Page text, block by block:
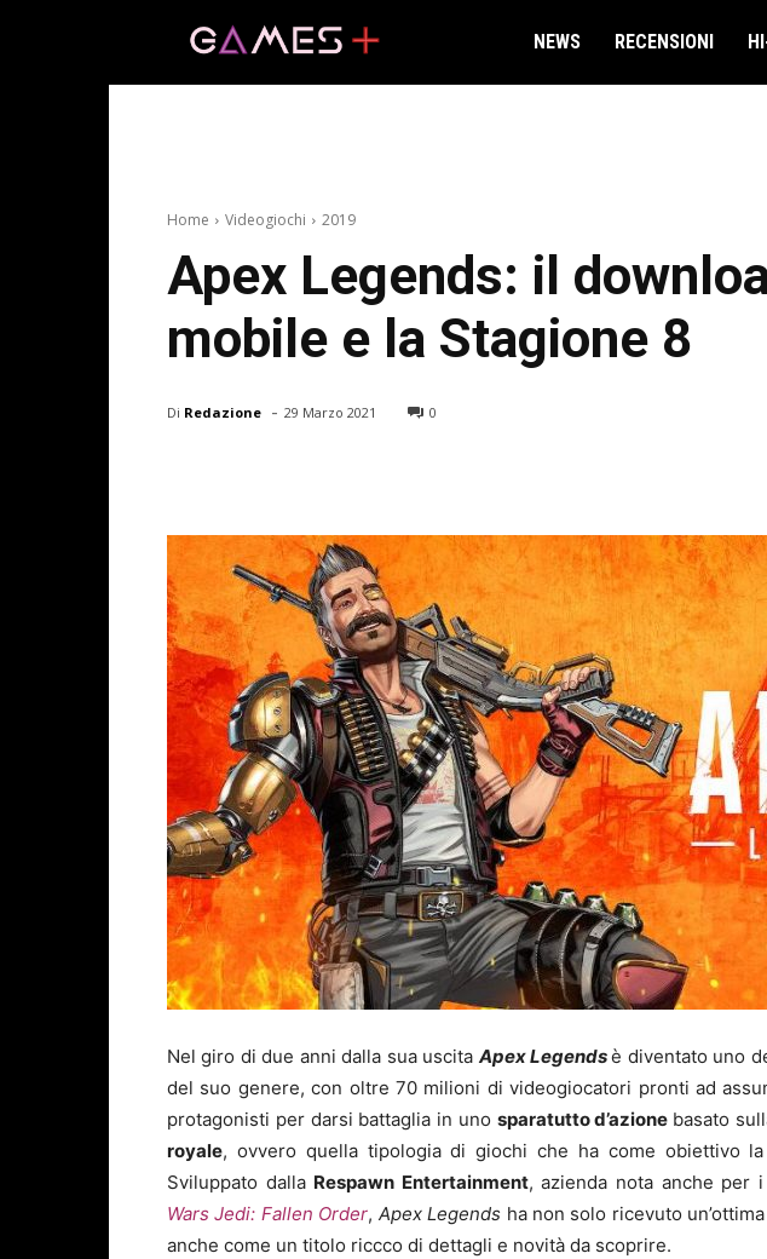
NEWS RECENSIONI
Home Videogiochi 2019
Apex Legends: il
mobile e la Stagione 8
Di Redazione - 29 Marzo 2021 0
Nel giro di due anni dalla sua uscita Apex Legendsè diventato uno
del suo genere, con oltre 70 milioni di videogiocatori pronti ad
protagonisti per darsi battaglia in uno sparatutto d’azione basato
royale, ovvero quella tipologia di giochi che ha come obiettivo la
Sviluppato dalla Respawn Entertainment, azienda nota anche per
Wars Jedi: Fallen Order, Apex Legends ha non solo ricevuto
anche come un titolo riccco di dettagli e novità da scoprire.